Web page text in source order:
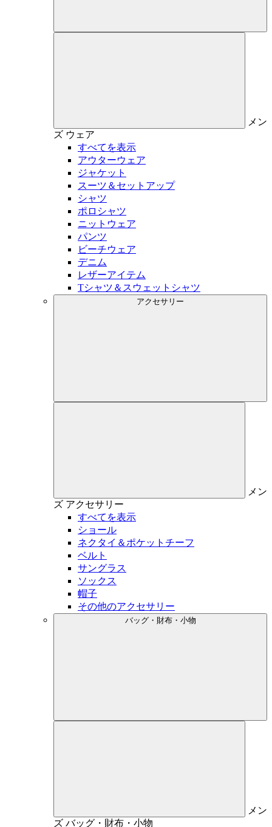
メン
ズ ウェア
すべてを表示
アウターウェア
ジャケット
スーツ＆セットアップ
シャツ
ポロシャツ
ニットウェア
パンツ
ビーチウェア
デニム
レザーアイテム
Tシャツ＆スウェットシャツ
アクセサリー
メン
ズ アクセサリー
すべてを表示
ショール
ネクタイ＆ポケットチーフ
ベルト
サングラス
ソックス
帽子
その他のアクセサリー
バッグ・財布・小物
メン
ズ バッグ・財布・小物